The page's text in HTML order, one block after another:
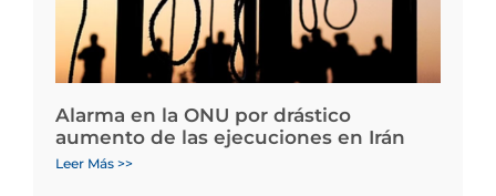
Alarma en la ONU por drástico
aumento de las ejecuciones en Irán
Leer Más >>